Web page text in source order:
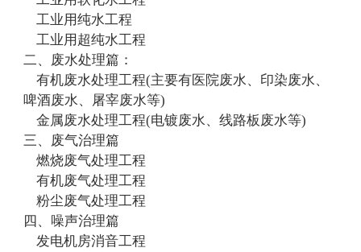
工业用纯水工程
工业用超纯水工程
二、废水处理篇：
有机废水处理工程(主要有医院废水、印染废水、
啤酒废水、屠宰废水等)
金属废水处理工程(电镀废水、线路板废水等)
三、废气治理篇
燃烧废气处理工程
有机废气处理工程
粉尘废气处理工程
四、噪声治理篇
发电机房消音工程